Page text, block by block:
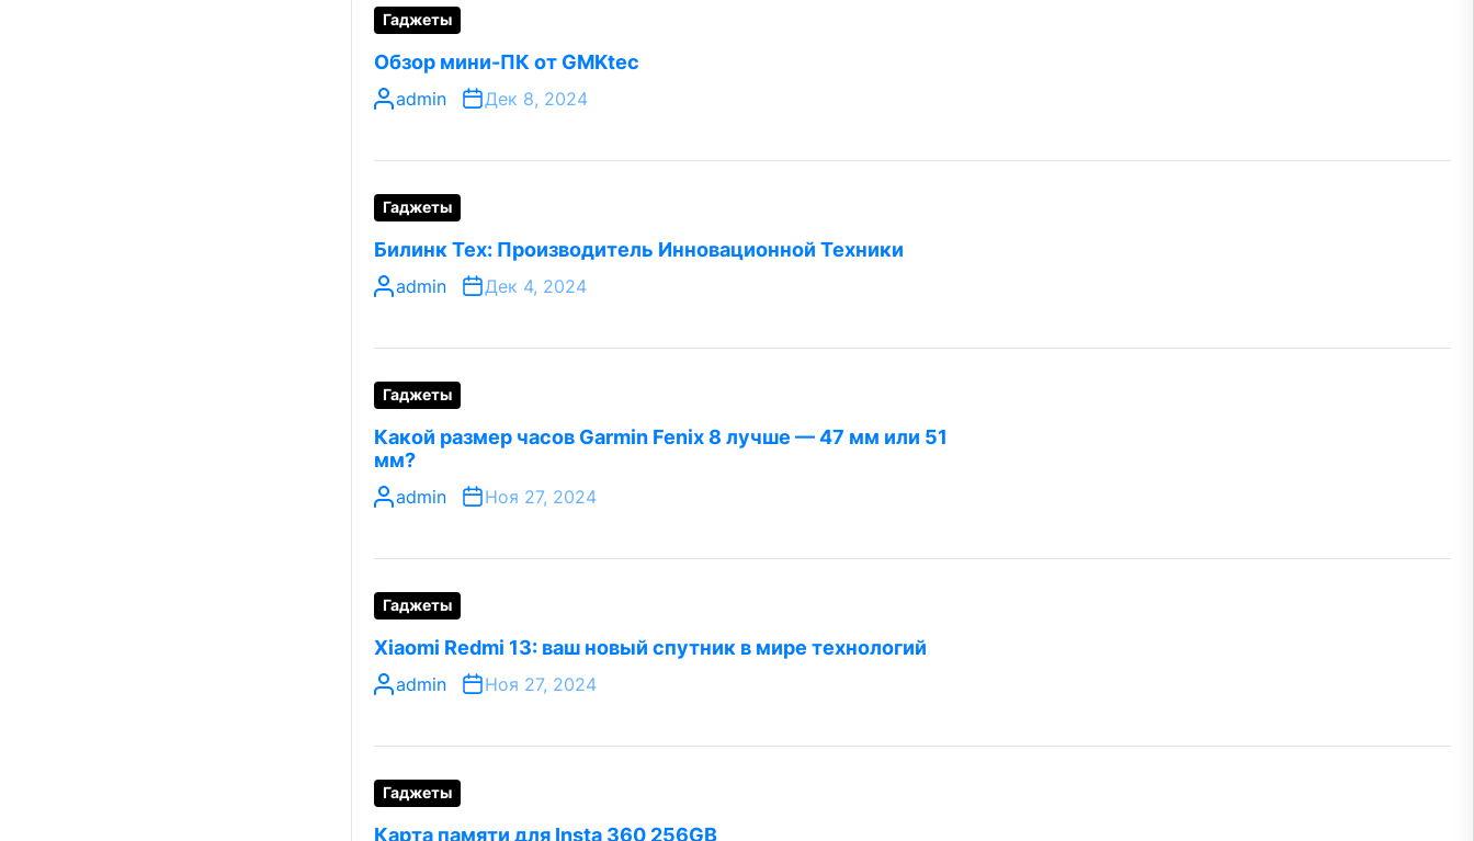
Гаджеты
Обзор мини-ПК от GMKtec
admin Дек 8, 2024
Гаджеты
Билинк Тех: Производитель Инновационной Техники
admin Дек 4, 2024
Гаджеты
Какой размер часов Garmin Fenix 8 лучше — 47 мм или 51
мм?
admin Ноя 27, 2024
Гаджеты
Xiaomi Redmi 13: ваш новый спутник в мире технологий
admin Ноя 27, 2024
Гаджеты
Карта памяти для Insta 360 256GB